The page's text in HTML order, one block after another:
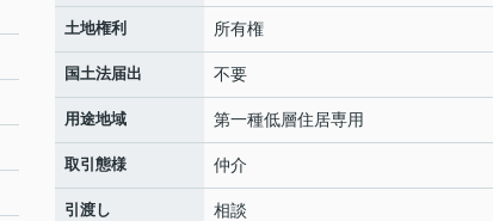
土地権利 所有権
国土法届出 不要
用途地域 第一種低層住居専用
取引態様 仲介
引渡し 相談